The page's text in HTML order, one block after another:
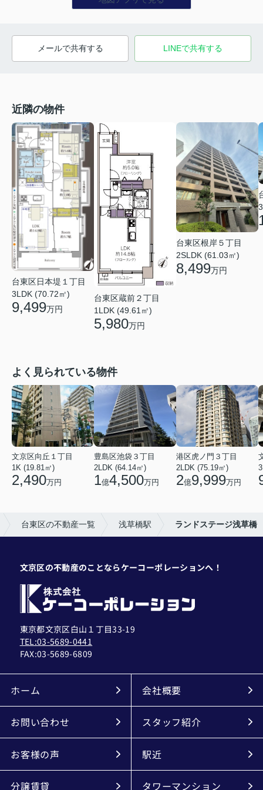
メールで共有する LINEで共有する
近隣の物件
台東区日本堤１丁目
3LDK (70.72㎡)
9,499万円
台東区蔵前２丁目
1LDK (49.61㎡)
5,980万円
台東区根岸５丁目
2SLDK (61.03㎡)
8,499万円
よく見られている物件
文京区向丘１丁目
1K (19.81㎡)
2,490万円
豊島区池袋３丁目
2LDK (64.14㎡)
1億4,500万円
港区虎ノ門３丁目
2LDK (75.19㎡)
2億9,999万円
台東区の不動産一覧 浅草橋駅 ランドステージ浅草橋
文京区の不動産のことならケーコーポレーションへ！
東京都文京区白山１丁目33-19
TEL:03-5689-0441
FAX:03-5689-6809
ホーム 会社概要
お問い合わせ スタッフ紹介
お客様の声 駅近
分譲賃貸 タワーマンション